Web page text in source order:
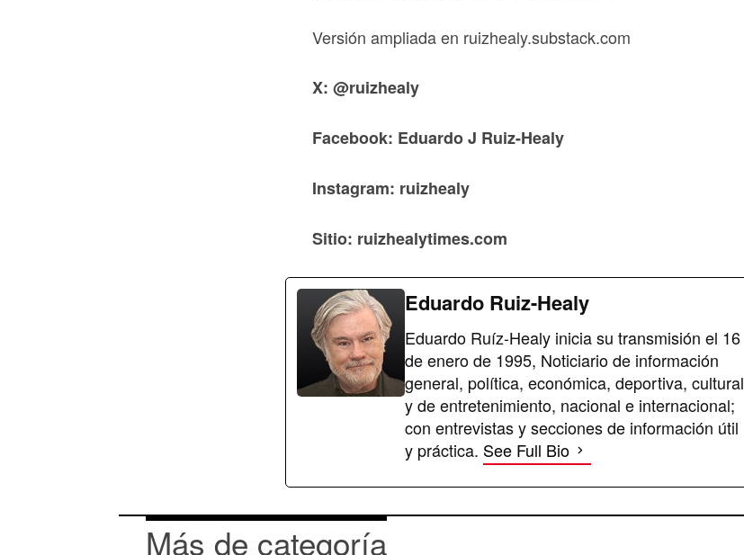
Versión ampliada en ruizhealy.substack.com
X: @ruizhealy
Facebook: Eduardo J Ruiz-Healy
Instagram: ruizhealy
Sitio: ruizhealytimes.com
Eduardo Ruiz-Healy
Eduardo Ruíz-Healy inicia su transmisión el 16
de enero de 1995, Noticiario de información
general, política, económica, deportiva, cultural
y de entretenimiento, nacional e internacional;
con entrevistas y secciones de información útil
y práctica. See Full Bio
Más de categoría